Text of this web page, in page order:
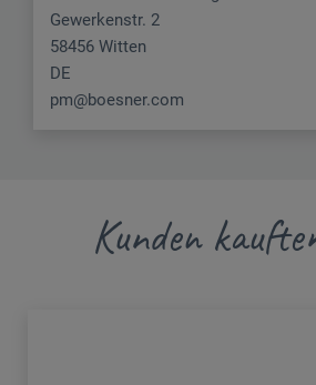
Gewerkenstr. 2
58456 Witten
DE
pm@boesner.com
Kunden